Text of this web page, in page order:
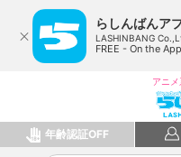
らしんばんア
LASHINBANG
FREE - On the
アニ
年齢認証OFF